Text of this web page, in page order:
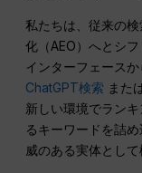
私たちは、従来の
化（AEO）へとシ
インターフェース
ChatGPT検索 また
新しい環境でラン
るキーワードを詰
威のある実体とし